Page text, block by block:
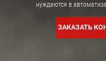
нуждаются в
ЗАКАЗАТЬ